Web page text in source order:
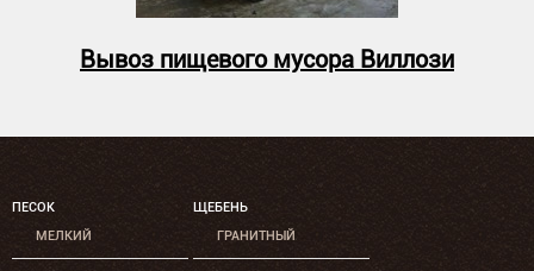
Вывоз пищевого мусора Виллози
ПЕСОК
МЕЛКИЙ
ЩЕБЕНЬ
ГРАНИТНЫЙ